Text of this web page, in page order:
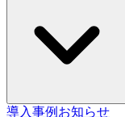
導入事例 お知らせ